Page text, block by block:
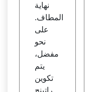
نهاية
المطاف.
على
نحو
مفضل،
يتم
تكوين
راتينج